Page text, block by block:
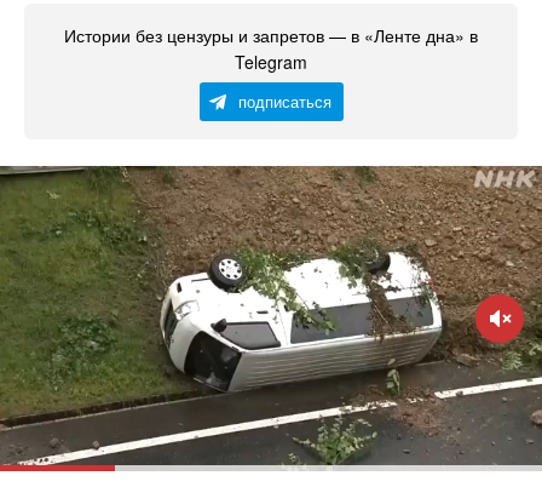
Истории без цензуры и запретов — в «Ленте дна» в
Telegram
подписаться